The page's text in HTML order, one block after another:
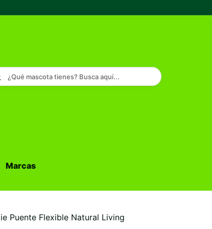
¿Qué mascota tienes? Busca aquí...
Marcas
Puente Flexible Natural Living